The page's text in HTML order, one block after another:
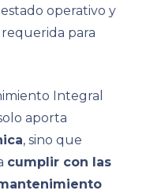
operativo y
para
Integral
aporta
, sino que
cumplir con las